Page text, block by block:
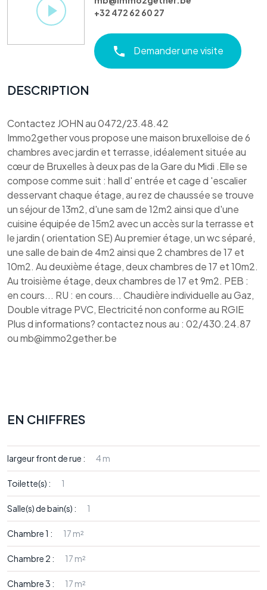
+32 472 62 60 27
Demander une visite
DESCRIPTION
Contactez JOHN au 0472/23.48.42
Immo2gether vous propose une maison bruxelloise de 6
chambres avec jardin et terrasse, idéalement située au
cœur de Bruxelles à deux pas de la Gare du Midi .Elle se
compose comme suit : hall d' entrée et cage d 'escalier
desservant chaque étage, au rez de chaussée se trouve
un séjour de 13m2, d'une sam de 12m2 ainsi que d'une
cuisine équipée de 15m2 avec un accès sur la terrasse et
le jardin ( orientation SE) Au premier étage, un wc séparé,
une salle de bain de 4m2 ainsi que 2 chambres de 17 et
10m2. Au deuxième étage, deux chambres de 17 et 10m2.
Au troisième étage, deux chambres de 17 et 9m2. PEB :
en cours... RU : en cours... Chaudière individuelle au Gaz,
Double vitrage PVC, Electricité non conforme au RGIE
Plus d informations? contactez nous au : 02/430.24.87
ou mb@immo2gether.be
EN CHIFFRES
largeur front de rue : 4 m
Toilette(s) : 1
Salle(s) de bain(s) : 1
Chambre 1 : 17 m²
Chambre 2 : 17 m²
Chambre 3 : 17 m²